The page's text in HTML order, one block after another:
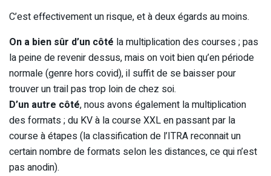
C’est effectivement un risque, et à deux égards au moins.
On a bien sûr d’un côté la multiplication des courses ; pas
la peine de revenir dessus, mais on voit bien qu’en période
normale (genre hors covid), il suffit de se baisser pour
trouver un trail pas trop loin de chez soi.
D’un autre côté, nous avons également la multiplication
des formats ; du KV à la course XXL en passant par la
course à étapes (la classification de l’ITRA reconnait un
certain nombre de formats selon les distances, ce qui n’est
pas anodin).